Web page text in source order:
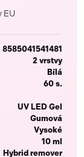
EU
8585041541481
2 vrstvy
Bílá
60 s.
UV LED Gel
Gumová
Vysoké
10 ml
Hybrid remover